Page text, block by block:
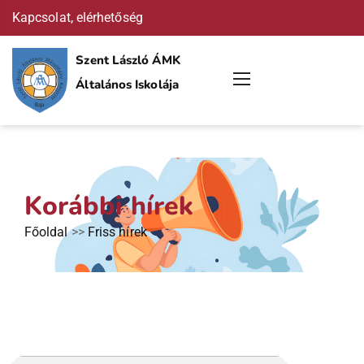
Kapcsolat, elérhetőség
Szent László ÁMK
Általános Iskolája
Korábbi hírek
Főoldal>> Friss hírek